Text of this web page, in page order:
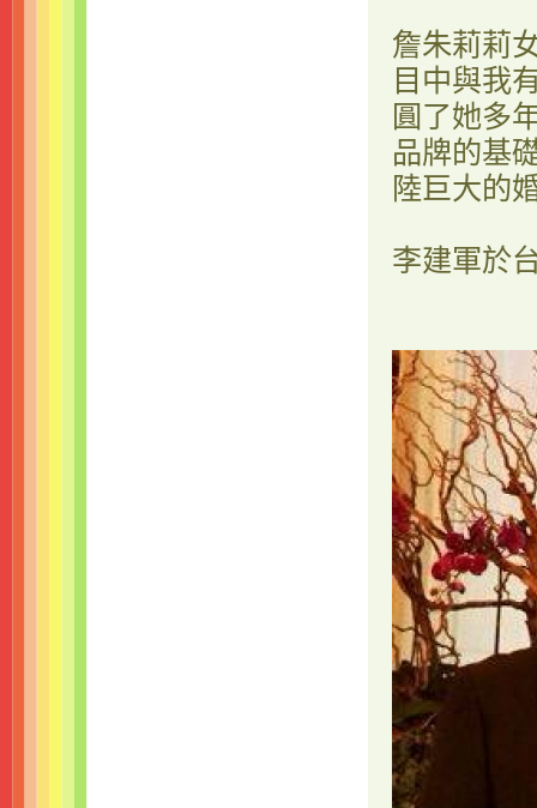
詹朱莉莉
目中與我
圓了她多
品牌的基
陸巨大的
李建軍於